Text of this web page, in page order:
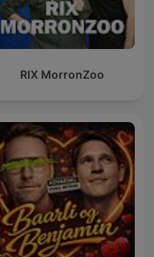
RIX MorronZoo